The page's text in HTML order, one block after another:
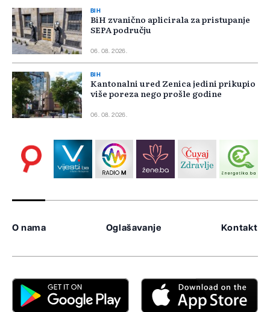
BIH
BiH zvanično aplicirala za pristupanje
SEPA području
06. 08. 2026.
BIH
Kantonalni ured Zenica jedini prikupio
više poreza nego prošle godine
06. 08. 2026.
O nama Oglašavanje Kontakt